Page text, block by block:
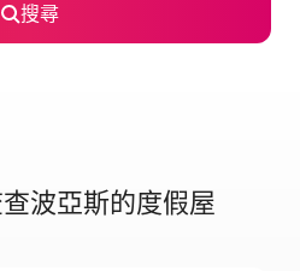
搜尋
波亞斯的度假屋